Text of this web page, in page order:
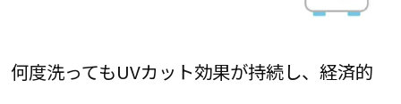
何度洗ってもUVカット効果が持続し、経済的